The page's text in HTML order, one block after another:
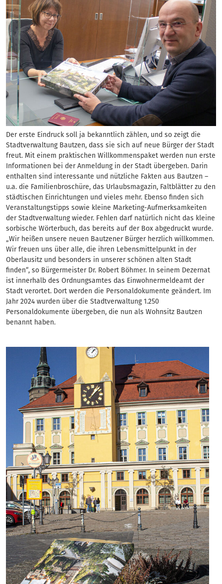
Der erste Eindruck soll ja bekanntlich zählen, und so zeigt die
Stadtverwaltung Bautzen, dass sie sich auf neue Bürger der Stadt
freut. Mit einem praktischen Willkommenspaket werden nun erste
Informationen bei der Anmeldung in der Stadt übergeben. Darin
enthalten sind interessante und nützliche Fakten aus Bautzen –
u.a. die Familienbroschüre, das Urlaubsmagazin, Faltblätter zu den
städtischen Einrichtungen und vieles mehr. Ebenso finden sich
Veranstaltungstipps sowie kleine Marketing-Aufmerksamkeiten
der Stadtverwaltung wieder. Fehlen darf natürlich nicht das kleine
sorbische Wörterbuch, das bereits auf der Box abgedruckt wurde.
„Wir heißen unsere neuen Bautzener Bürger herzlich willkommen.
Wir freuen uns über alle, die ihren Lebensmittelpunkt in der
Oberlausitz und besonders in unserer schönen alten Stadt
finden“, so Bürgermeister Dr. Robert Böhmer. In seinem Dezernat
ist innerhalb des Ordnungsamtes das Einwohnermeldeamt der
Stadt verortet. Dort werden die Personaldokumente geändert. Im
Jahr 2024 wurden über die Stadtverwaltung 1.250
Personaldokumente übergeben, die nun als Wohnsitz Bautzen
benannt haben.